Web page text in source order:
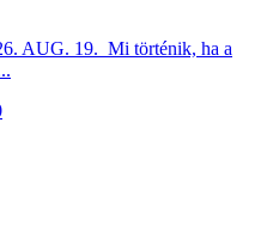
AUG. 19. Mi történik, ha a